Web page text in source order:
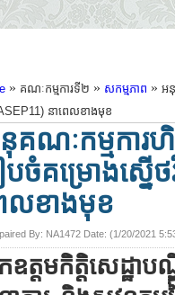
» គណៈកម្មការទី២ » សកម្មភាព » អ
នាពេលខាងមុខ
គណៈកម្មការហិ
បចំគម្រោងស្នើ
លខាងមុខ
By: NA1472 ​ Date: (1/20/2021
ឧត្តមកិត្តិសេដ្ឋា